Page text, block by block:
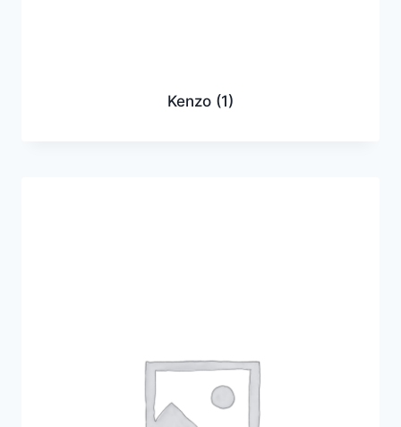
Kenzo (1)